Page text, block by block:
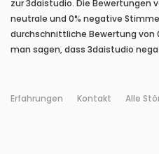
zur 3daistudio. Die Bewertungen
neutrale und 0% negative
durchschnittliche Bewertung von
man sagen, dass 3daistudio
Erfahrungen Kontakt Alle